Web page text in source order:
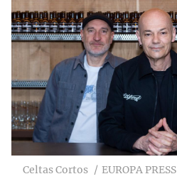
Celtas Cortos EUROPA PRESS